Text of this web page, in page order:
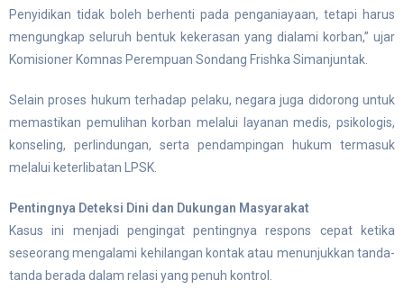
Penyidikan tidak boleh berhenti pada penganiayaan, tetapi harus
mengungkap seluruh bentuk kekerasan yang dialami korban,” ujar
Komisioner Komnas Perempuan Sondang Frishka Simanjuntak.
Selain proses hukum terhadap pelaku, negara juga didorong untuk
memastikan pemulihan korban melalui layanan medis, psikologis,
konseling, perlindungan, serta pendampingan hukum termasuk
melalui keterlibatan LPSK.
Pentingnya Deteksi Dini dan Dukungan Masyarakat
Kasus ini menjadi pengingat pentingnya respons cepat ketika
seseorang mengalami kehilangan kontak atau menunjukkan tanda-
tanda berada dalam relasi yang penuh kontrol.